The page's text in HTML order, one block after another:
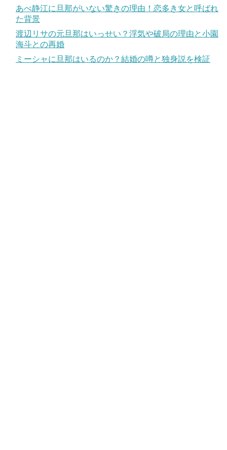
あべ静江に旦那がいない驚きの理由！恋多き女と呼ばれ
た背景
渡辺リサの元旦那はいっせい？浮気や破局の理由と小園
海斗との再婚
ミーシャに旦那はいるのか？結婚の噂と独身説を検証